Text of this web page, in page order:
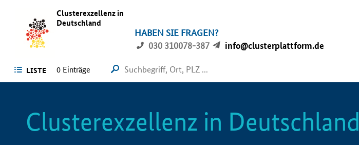
Clusterexzellenz in
Deutschland
HABEN SIE FRAGEN?
030 310078-387
info@clusterplattform.de
LISTE 0 Einträge
Clusterexzellenz in Deutschland